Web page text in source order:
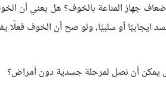
جهاز المناعة بالخوف؟ هل يعني أن
ايجابيًا أو سلبيًا، ولو صح أن الخوف
يمكن أن نصل لمرحلة جسدية دون أمراض؟